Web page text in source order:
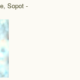
Sopot -